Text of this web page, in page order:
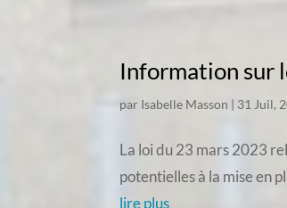
Information sur
par Isabelle Masson | 31 Juil,
La loi du 23 mars 2023
potentielles à la mise en
lire plus